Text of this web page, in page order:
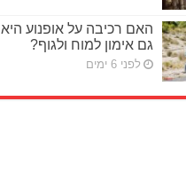
האם רכיבה על אופנוע היא
גם אימון למוח ולגוף?
לפני 6 ימים